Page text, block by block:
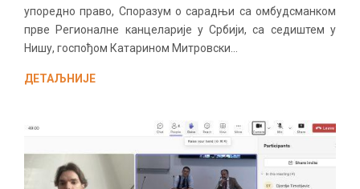
упоредно право, Споразум о сарадњи са омбудсманком
прве Регионалне канцеларије у Србији, са седиштем у
Нишу, госпођом Катарином Митровски...
ДЕТАЉНИЈЕ